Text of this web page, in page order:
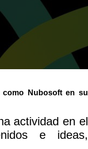
como Nubosoft en su
actividad en el
e ideas,